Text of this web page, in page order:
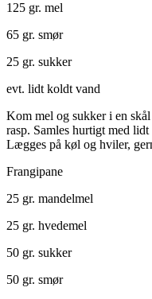
125 gr. mel
65 gr. smør
25 gr. sukker
evt. lidt koldt vand
Kom mel og sukker i en
rasp. Samles hurtigt med
Lægges på køl og hviler,
Frangipane
25 gr. mandelmel
25 gr. hvedemel
50 gr. sukker
50 gr. smør